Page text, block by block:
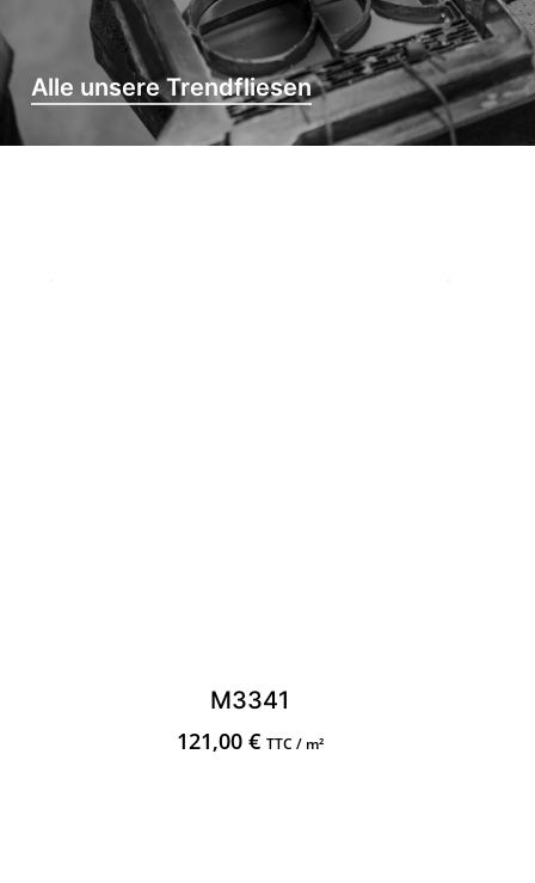
Alle unsere Trendfliesen
M3341
121,00 € TTC / m²